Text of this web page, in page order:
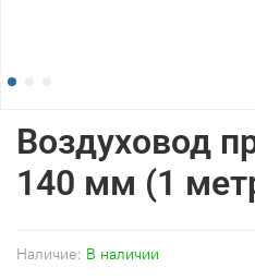
Наличие: В наличии
Воздуховод
140 мм (1